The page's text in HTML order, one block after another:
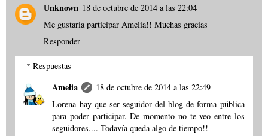
Unknown 18 de octubre de 2014 a las 22:04
Me gustaria participar Amelia!! Muchas gracias
Responder
Respuestas
Amelia
18 de octubre de 2014 a las 22:49
Lorena hay que ser seguidor del blog de forma pública
para poder participar. De momento no te veo entre los
seguidores.... Todavía queda algo de tiempo!!